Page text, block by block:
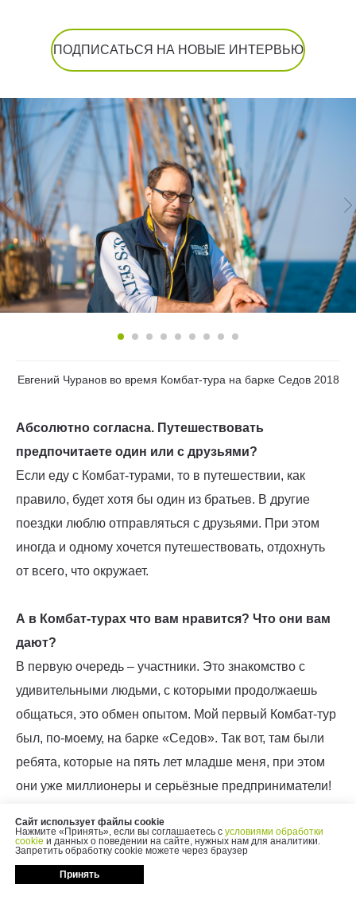
ПОДПИСАТЬСЯ НА НОВЫЕ ИНТЕРВЬЮ
Евгений Чуранов во время Комбат-тура на барке Седов 2018
Абсолютно согласна. Путешествовать
предпочитаете один или с друзьями?
Если еду с Комбат-турами, то в путешествии, как
правило, будет хотя бы один из братьев. В другие
поездки люблю отправляться с друзьями. При этом
иногда и одному хочется путешествовать, отдохнуть
от всего, что окружает.
А в Комбат-турах что вам нравится? Что они вам
дают?
В первую очередь – участники. Это знакомство с
удивительными людьми, с которыми продолжаешь
общаться, это обмен опытом. Мой первый Комбат-тур
был, по-моему, на барке «Седов». Так вот, там были
ребята, которые на пять лет младше меня, при этом
они уже миллионеры и серьёзные предприниматели!
касается самой организации путешествий от Комбат-
туров, то с ней всё отлично: и программа, и места, и
всё остальное.
Сайт использует файлы cookie
Нажмите «Принять», если вы соглашаетесь с условиями обработки
cookie и данных о поведении на сайте, нужных нам для аналитики.
Запретить обработку cookie можете через браузер
Принять